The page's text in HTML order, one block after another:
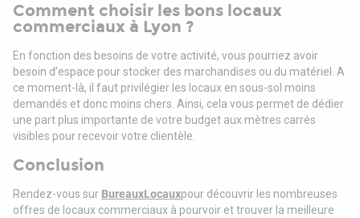
Comment choisir les bons locaux
commerciaux à Lyon ?
En fonction des besoins de votre activité, vous pourriez avoir
besoin d’espace pour stocker des marchandises ou du matériel. A
ce moment-là, il faut privilégier les locaux en sous-sol moins
demandés et donc moins chers. Ainsi, cela vous permet de dédier
une part plus importante de votre budget aux mètres carrés
visibles pour recevoir votre clientèle.
Conclusion
Rendez-vous sur BureauxLocauxpour découvrir les nombreuses
offres de locaux commerciaux à pourvoir et trouver la meilleure